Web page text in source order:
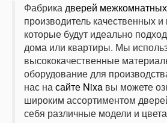
Фабрикадверей
производитель качественных
которые будут идеально
дома или квартиры. Мы
высококачественные
оборудование для
нас насайте Nixa вы можете
широким ассортиментом
себя различные модели и